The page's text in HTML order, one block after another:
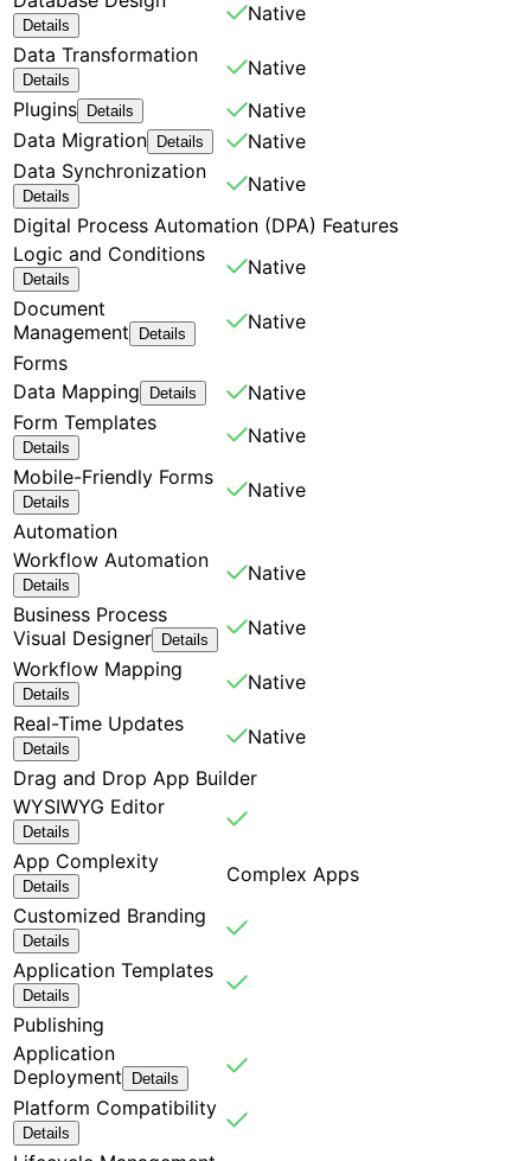
Details
Native
Data Transformation
Details
Native
Plugins Details
Native
Data Migration Details
Native
Data Synchronization
Details
Native
Digital Process Automation (DPA) Features
Logic and Conditions
Details
Native
Document
Management
Details
Native
Forms
Data Mapping
Details
Native
Form Templates
Details
Native
Mobile-Friendly Forms
Details
Native
Automation
Workflow Automation
Details
Native
Business Process
Visual Designer Details
Native
Workflow Mapping
Details
Native
Real-Time Updates
Details
Native
Drag and Drop App Builder
WYSIWYG Editor
Details
App Complexity
Details
Complex Apps
Customized Branding
Details
Application Templates
Details
Publishing
Application
Deployment
Details
Platform Compatibility
Details